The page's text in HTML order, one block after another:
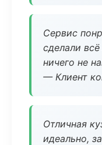
Сервис
сделали
ничего не
— Клиент
Отличная
идеально,